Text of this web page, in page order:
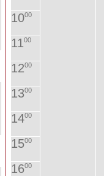
1000
1100
1200
1300
1400
1500
1600